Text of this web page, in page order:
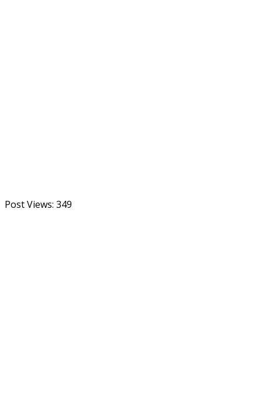
Post Views: 349